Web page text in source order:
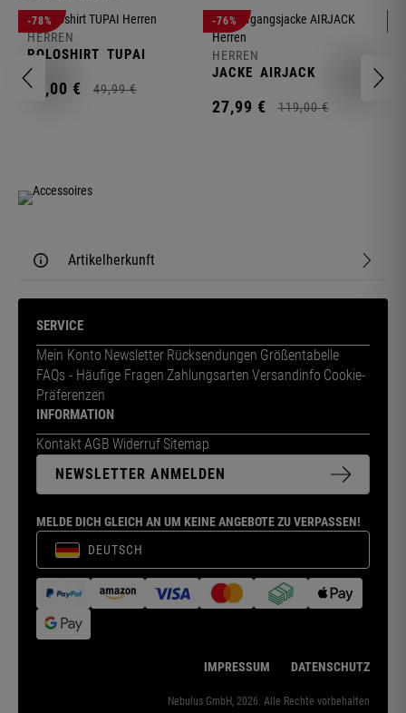
-78%
HERREN
POLOSHIRT TUPAI
11,00 € 49,99 €
-76%
HERREN
JACKE AIRJACK
27,99 € 119,00 €
Artikelherkunft
SERVICE
Mein Konto Newsletter Rücksendungen Größentabelle
FAQs - Häufige Fragen Zahlungsarten Versandinfo Cookie-
Präferenzen
INFORMATION
Kontakt AGB Widerruf Sitemap
NEWSLETTER ANMELDEN
MELDE DICH GLEICH AN UM KEINE ANGEBOTE ZU VERPASSEN!
DEUTSCH
IMPRESSUM DATENSCHUTZ
Nebulus GmbH, 2026. Alle Rechte vorbehalten